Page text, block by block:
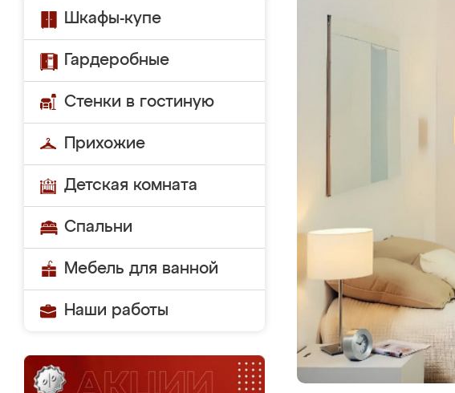
Шкафы-купе
Гардеробные
Стенки в гостиную
Прихожие
Детская комната
Спальни
Мебель для ванной
Наши работы